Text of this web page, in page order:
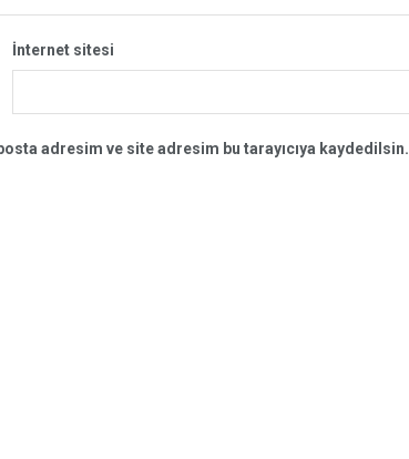
İnternet sitesi
adresim ve site adresim bu tarayıcıya kaydedilsin.